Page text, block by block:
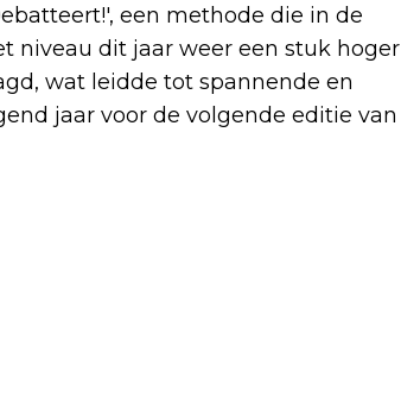
een methode die in de
niveau dit jaar weer een stuk hoger
wat leidde tot spannende en
jaar voor de volgende editie van